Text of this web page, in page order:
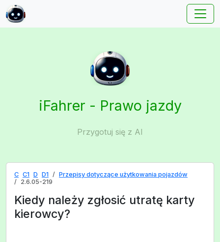
iFahrer - Prawo jazdy
Przygotuj się z AI
C C1 D D1
Przepisy dotyczące użytkowania pojazdów
2.6.05-219
Kiedy należy zgłosić utratę karty
kierowcy?